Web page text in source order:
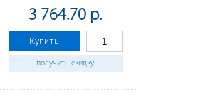
3 764.70 р.
Купить
получить скидку